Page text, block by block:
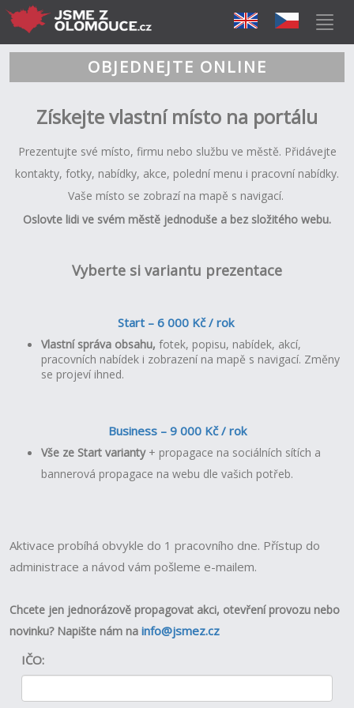
OBJEDNEJTE ONLINE
Získejte vlastní místo na portálu
Prezentujte své místo, firmu nebo službu ve městě. Přidávejte
kontakty, fotky, nabídky, akce, polední menu i pracovní nabídky.
Vaše místo se zobrazí na mapě s navigací.
Oslovte lidi ve svém městě jednoduše a bez složitého webu.
Vyberte si variantu prezentace
Start – 6 000 Kč / rok
Vlastní správa obsahu,fotek, popisu, nabídek, akcí,
pracovních nabídek i zobrazení na mapě s navigací. Změny
se projeví ihned.
Business – 9 000 Kč / rok
Vše ze Start varianty + propagace na sociálních sítích a
bannerová propagace na webu dle vašich potřeb.
Aktivace probíhá obvykle do 1 pracovního dne. Přístup do
administrace a návod vám pošleme e-mailem.
Chcete jen jednorázově propagovat akci, otevření provozu nebo
novinku? Napište nám nainfo@jsmez.cz
IČO: